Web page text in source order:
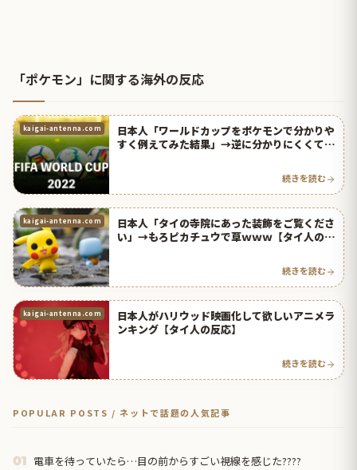
「ポケモン」に関する海外の反応
kaigai-antenna.com
日本人「ワールドカップをポケモンで分かりや
すく例えてみた結果」→逆に分かりにくくて笑
続きを読む
kaigai-antenna.com
日本人「タイの寺院にあった装飾をご覧くださ
い」→もろピカチュウで草ｗｗｗ【タイ人の反
続きを読む
kaigai-antenna.com
日本人がハリウッド映画化して欲しいアニメラ
ンキング【タイ人の反応】
続きを読む
POPULAR POSTS / ネットで話題の人気記事
01 電車を待っていたら…目の前からすごい視線を感じた????